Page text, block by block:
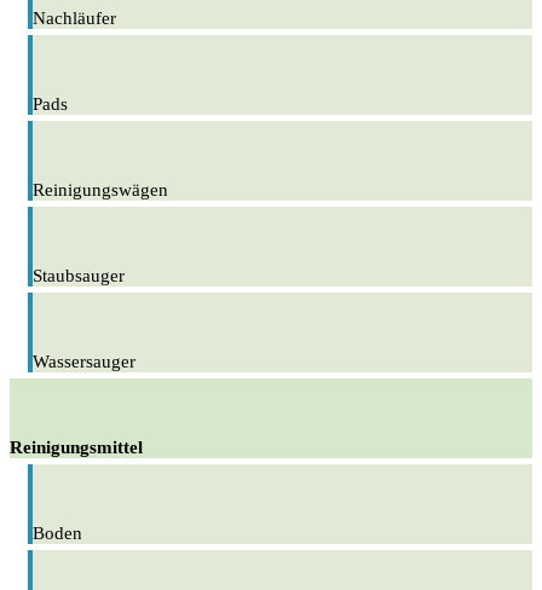
Nachläufer
Pads
Reinigungswägen
Staubsauger
Wassersauger
Reinigungsmittel
Boden